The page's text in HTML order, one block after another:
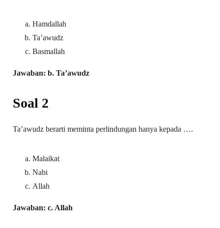
Hamdallah
Ta’awudz
Basmallah
Jawaban: b. Ta’awudz
Soal 2
Ta’awudz berarti meminta perlindungan hanya kepada ….
Malaikat
Nabi
Allah
Jawaban: c. Allah